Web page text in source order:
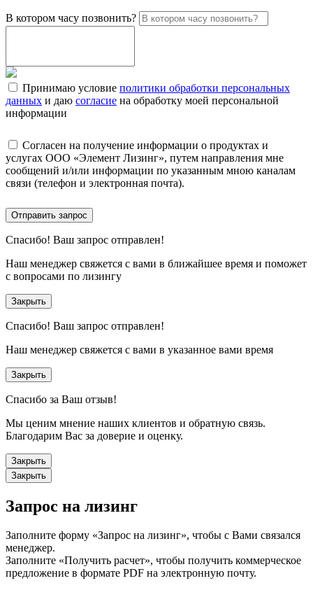
В котором часу позвонить?
Принимаю условие политики обработки персональных
данных и даю согласие на обработку моей персональной
информации
Согласен на получение информации о продуктах и
услугах ООО «Элемент Лизинг», путем направления мне
сообщений и/или информации по указанным мною каналам
связи (телефон и электронная почта).
Отправить запрос
Спасибо! Ваш запрос отправлен!
Наш менеджер свяжется с вами в ближайшее время и поможет
с вопросами по лизингу
Закрыть
Спасибо! Ваш запрос отправлен!
Наш менеджер свяжется с вами в указанное вами время
Закрыть
Спасибо за Ваш отзыв!
Мы ценим мнение наших клиентов и обратную связь.
Благодарим Вас за доверие и оценку.
Закрыть
Закрыть
Запрос на лизинг
Заполните форму «Запрос на лизинг», чтобы с Вами связался
менеджер.
Заполните «Получить расчет», чтобы получить коммерческое
предложение в формате PDF на электронную почту.